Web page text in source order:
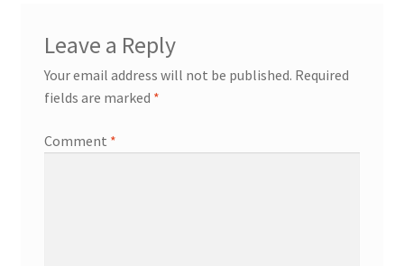
Leave a Reply
Your email address will not be published. Required
fields are marked *
Comment *